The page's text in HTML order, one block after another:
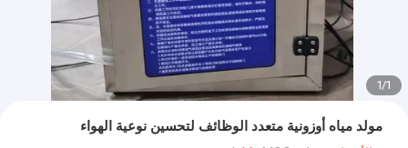
1
/
1
مولد مياه أوزونية متعدد الوظائف لتحسين نوعية الهواء